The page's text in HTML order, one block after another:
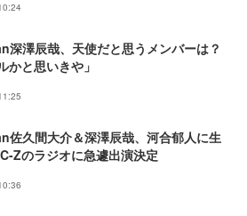
深澤辰哉、天使だと思うメンバーは？
かと思いきや」
佐久間大介＆深澤辰哉、河合郁人に生
Zのラジオに急遽出演決定